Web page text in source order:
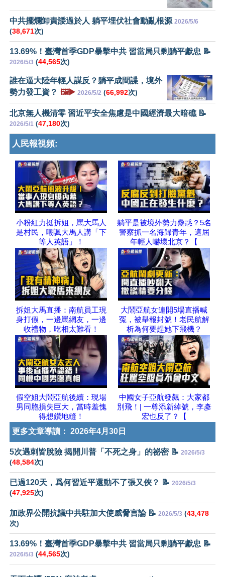
中共擺爛卸責諉過於人 躺平埋伏社會動亂根源 2026/5/6
(38,671次)
13.69%！臺灣首季GDP暴擊中共 習當局只剩躺平獻忠 📝
2026/5/3 (44,565次)
誰在逼大陸年輕人謀反？躺平成間諜，境外
勢力發工資？ 🖼️▶️ 2026/5/2 (66,992次)
北京無人機清零 習近平安全焦慮是中國經濟最大暗礁 📝
2026/5/1 (47,180次)
人民報視頻:
小粉紅力挺拆姐，罵大馬人
是村民，嘲諷大馬人講「下
等人英語」！
躺平是被境外勢力蠱惑？5名
警察抓一名海歸青年，這屆
年輕人嚇壞北京？【
拆姐大馬直播：南航員工現
身打假，一邊罵網友，一邊
收禮物，吃相太難看！
大鬧亞航女連開5場直播喊
冤，被舉報封號！老民航解
析為何要趕她下飛機？
假空姐大鬧亞航後續：現場
男同胞損失巨大，當時羞愧
得想鑽地縫！
中國女子亞航發飆：大家都
別飛！| 一尊添新綽號，李彥
宏也反了？【
更多文章導讀： 2026年4月30日
5次遇刺皆脫險 揭開川普「不死之身」的祕密 📝 2026/5/3
(48,584次)
已過120天，爲何習近平還動不了張又俠？ 📝 2026/5/3
(47,925次)
加政界公開抗議中共駐加大使威脅言論 📝 2026/5/3 (43,478
次)
13.69%！臺灣首季GDP暴擊中共 習當局只剩躺平獻忠 📝
2026/5/3 (44,565次)